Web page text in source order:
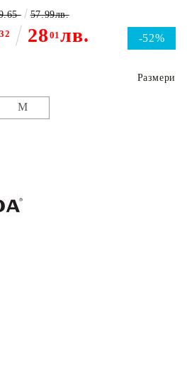
-52%
32 28 01лв.
57.99лв.
Размери
M